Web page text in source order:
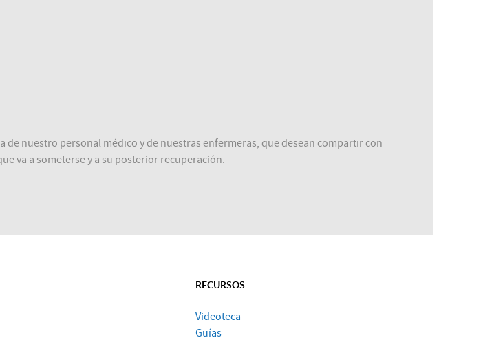
de nuestro personal médico y de nuestras enfermeras, que desean compartir con
va a someterse y a su posterior recuperación.
RECURSOS
Videoteca
Guías